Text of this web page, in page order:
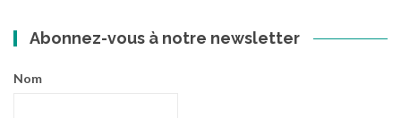
Abonnez-vous à notre newsletter
Nom